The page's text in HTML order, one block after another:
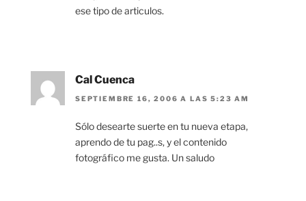
ese tipo de articulos.
Cal Cuenca
SEPTIEMBRE 16, 2006 A LAS 5:23 AM
Sólo desearte suerte en tu nueva etapa,
aprendo de tu pag..s, y el contenido
fotográfico me gusta. Un saludo